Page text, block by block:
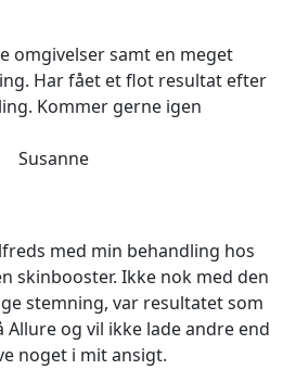
DKK.188,00 DKK. varianter.
Mulighederne
kan
omgivelser samt en meget
Har fået et flot resultat efter
Kommer gerne igen
Susanne
med min behandling hos
skinbooster. Ikke nok med den
stemning, var resultatet som
Allure og vil ikke lade andre end
noget i mit ansigt.